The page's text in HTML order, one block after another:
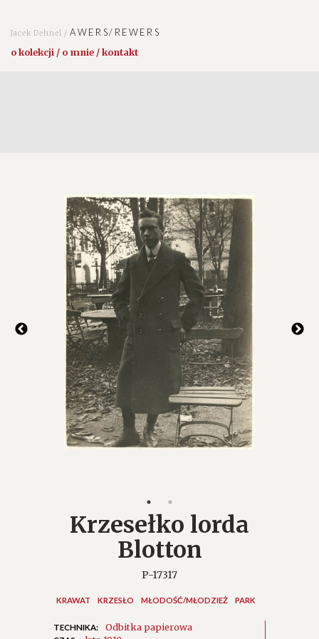
Jacek Dehnel /AWERS/REWERS
o kolekcji / o mnie / kontakt
Krzesełko lorda
Blotton
P-17317
KRAWAT KRZESŁO MŁODOŚĆ/MŁODZIEŻ PARK
TECHNIKA: Odbitka papierowa